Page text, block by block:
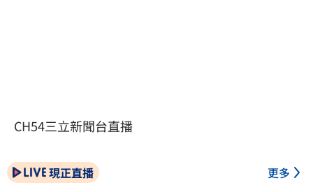
CH54三立新聞台直播
現正直播 更多